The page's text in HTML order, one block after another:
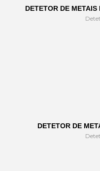
DETETOR DE
DETETOR DE